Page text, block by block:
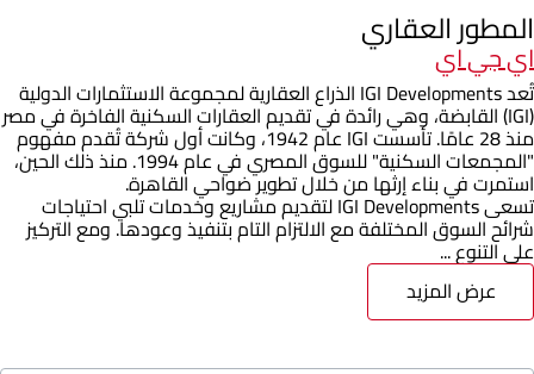
المطور العقاري
اي جي اي
تُعد IGI Developments الذراع العقارية لمجموعة الاستثمارات الدولية
(IGI) القابضة، وهي رائدة في تقديم العقارات السكنية الفاخرة في مصر
منذ 28 عامًا. تأسست IGI عام 1942، وكانت أول شركة تُقدم مفهوم
"المجمعات السكنية" للسوق المصري في عام 1994. منذ ذلك الحين،
استمرت في بناء إرثها من خلال تطوير ضواحي القاهرة.
تسعى IGI Developments لتقديم مشاريع وخدمات تلبي احتياجات
شرائح السوق المختلفة مع الالتزام التام بتنفيذ وعودها. ومع التركيز
على التنوع ...
عرض المزيد